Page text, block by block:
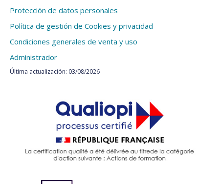
Protección de datos personales
Política de gestión de Cookies y privacidad
Condiciones generales de venta y uso
Administrador
Última actualización: 03/08/2026